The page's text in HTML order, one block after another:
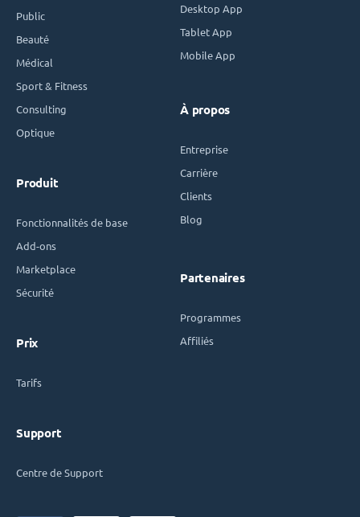
Public
Beauté
Médical
Sport & Fitness
Consulting
Optique
Produit
Fonctionnalités de base
Add-ons
Marketplace
Sécurité
Prix
Tarifs
Support
Centre de Support
Desktop App
Tablet App
Mobile App
À propos
Entreprise
Carrière
Clients
Blog
Partenaires
Programmes
Affiliés